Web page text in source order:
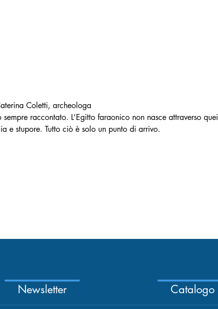
Coletti, archeologa
raccontato. L’Egitto faraonico non nasce attraverso quei
e stupore. Tutto ciò è solo un punto di arrivo.
Newsletter Catalogo